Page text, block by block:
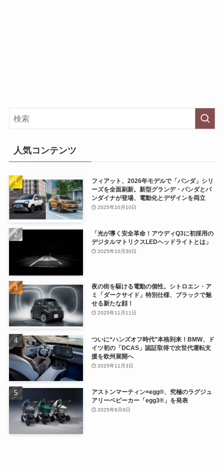
人気コンテンツ
フィアット、2026年モデルで「パンダ」シリ
ーズを全面刷新。新型グランデ・パンダとパ
ンダイナが登場、電動化とデザインを両立
2025年10月10日
「光が導く安全革命！アウディQ3に初採用の
デジタルマトリクスLEDヘッドライトとは」
2025年10月30日
夜の街を駆ける電動の個性。シトロエン・ア
ミ「ダークサイド」特別仕様、ブラックで魅
せる新たな顔！
2025年11月11日
ついに“ハンズオフ時代”本格到来！BMW、ド
イツ初の「DCAS」認証取得で次世代運転支
援を欧州展開へ
2025年11月3日
アストンマーティン×egg®、究極のラグジュ
アリーベビーカー「egg3®」を発表
2025年9月9日